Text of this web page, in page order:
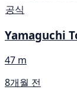
공식
Yamaguchi
47 m
8개월 전